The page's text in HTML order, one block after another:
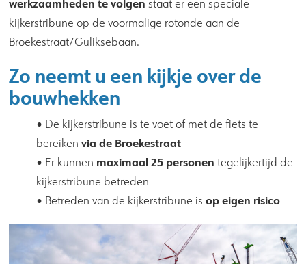
werkzaamheden te volgen staat er een speciale
kijkerstribune op de voormalige rotonde aan de
Broekestraat/Guliksebaan.
Zo neemt u een kijkje over de
bouwhekken
• De kijkerstribune is te voet of met de fiets te
bereikenvia de Broekestraat
• Er kunnen maximaal 25 personen tegelijkertijd de
kijkerstribune betreden
• Betreden van de kijkerstribune isop eigen risico